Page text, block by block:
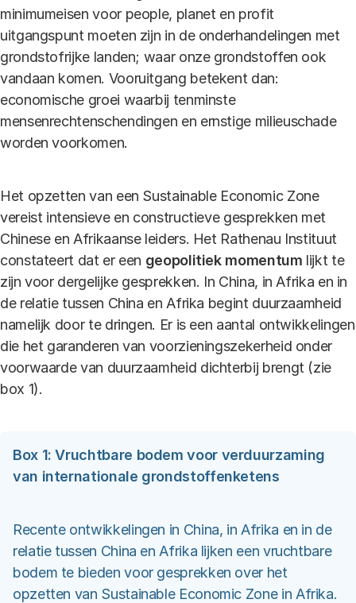
minimumeisen voor people, planet en profit
uitgangspunt moeten zijn in de onderhandelingen met
grondstofrijke landen; waar onze grondstoffen ook
vandaan komen. Vooruitgang betekent dan:
economische groei waarbij tenminste
mensenrechtenschendingen en ernstige milieuschade
worden voorkomen.
Het opzetten van een Sustainable Economic Zone
vereist intensieve en constructieve gesprekken met
Chinese en Afrikaanse leiders. Het Rathenau Instituut
constateert dat er een geopolitiek momentum lijkt te
zijn voor dergelijke gesprekken. In China, in Afrika en in
de relatie tussen China en Afrika begint duurzaamheid
namelijk door te dringen. Er is een aantal ontwikkelingen
die het garanderen van voorzieningszekerheid onder
voorwaarde van duurzaamheid dichterbij brengt (zie
box 1).
Box 1: Vruchtbare bodem voor verduurzaming
van internationale grondstoffenketens
Recente ontwikkelingen in China, in Afrika en in de
relatie tussen China en Afrika lijken een vruchtbare
bodem te bieden voor gesprekken over het
opzetten van Sustainable Economic Zone in Afrika.